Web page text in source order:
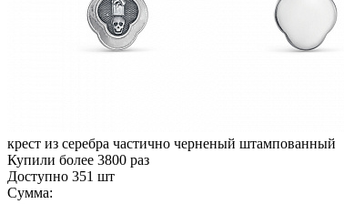
крест из серебра частично черненый штампованный
Купили более 3800 раз
Доступно 351 шт
Сумма: